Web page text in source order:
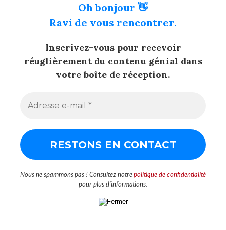
Oh bonjour 👋
Ravi de vous rencontrer.
Inscrivez-vous pour recevoir
réuglièrement du contenu génial dans
votre boîte de réception.
Nous ne spammons pas ! Consultez notrepolitique de confidentialité
pour plus d’informations.